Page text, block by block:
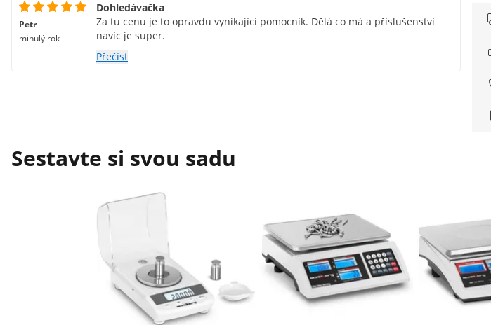
Petr
minulý rok
Dohledávačka
Za tu cenu je to opravdu vynikající pomocník. Dělá co má a příslušenství
navíc je super.
Přečíst
Sestavte si svou sadu